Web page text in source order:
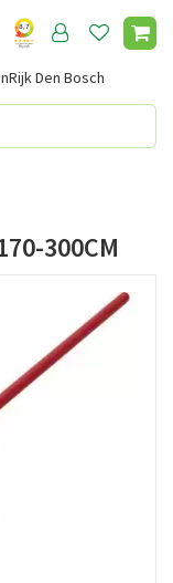
Den Bosch
300CM